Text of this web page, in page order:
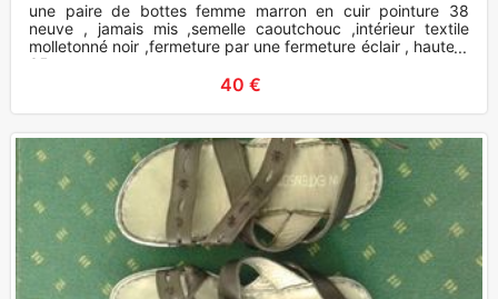
une paire de bottes femme marron en cuir pointure 38
neuve , jamais mis ,semelle caoutchouc ,intérieur textile
molletonné noir ,fermeture par une fermeture éclair , hauteur
35 cm ,
40 €